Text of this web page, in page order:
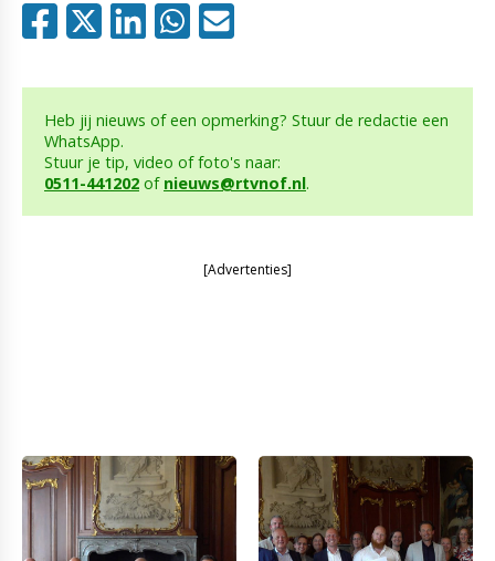
Heb jij nieuws of een opmerking? Stuur de redactie een
WhatsApp.
Stuur je tip, video of foto's naar:
0511-441202 of nieuws@rtvnof.nl.
[Advertenties]